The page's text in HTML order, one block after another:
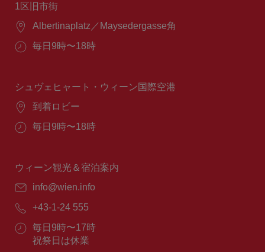
1区旧市街
場
Albertinaplatz／Maysedergasse角
営
間：
毎日9時〜18時
シュヴェヒャート・ウィーン国際空港
場
到着ロビー
営
間：
毎日9時〜18時
ウィーン観光＆宿泊案内
E
ー
ル：
info@wien.info
電
番
号：
+43-1-24 555
営
業
毎日9時〜17時
祝祭日は休業